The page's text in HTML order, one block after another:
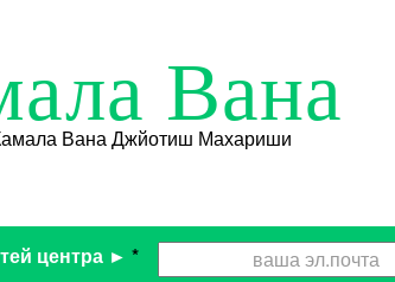
Вана
Вана Джйотиш Махариши
центра ► *